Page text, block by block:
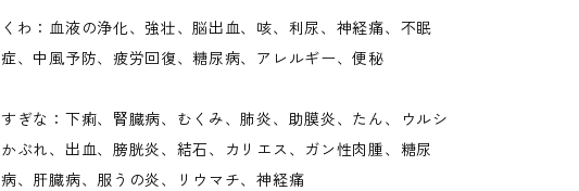
くわ：血液の浄化、強壮、脳出血、咳、利尿、神経痛、不眠
症、中風予防、疲労回復、糖尿病、アレルギー、便秘
すぎな：下痢、腎臓病、むくみ、肺炎、助膜炎、たん、ウルシ
かぶれ、出血、膀胱炎、結石、カリエス、ガン性肉腫、糖尿
病、肝臓病、服うの炎、リウマチ、神経痛